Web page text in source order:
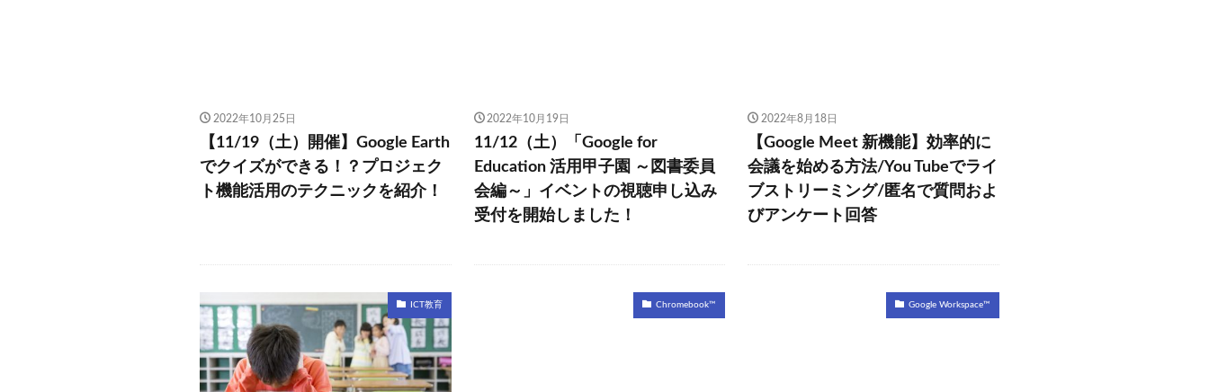
2022年10月25日
【11/19（土）開催】Google Earth
でクイズができる！？プロジェク
ト機能活用のテクニックを紹介！
2022年10月19日
11/12（土）「Google for
Education 活用甲子園 ～図書委員
会編～」イベントの視聴申し込み
受付を開始しました！
2022年8月18日
【Google Meet 新機能】効率的に
会議を始める方法/You Tubeでライ
ブストリーミング/匿名で質問およ
びアンケート回答
ICT教育 Chromebook™ Google Workspace™